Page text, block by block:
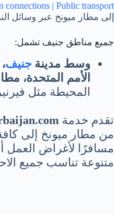
connections | Public transport
إلى مطار ميونخ عبر وسائل
جميع مناطق جنيف تشمل:
وسط مدينة جنيف
الأمم المتحدة،
المحيطة مثل
تقدم خدمة
من مطار ميونخ إلى
مسافرًا لأغراض العمل
متنوعة تناسب جميع